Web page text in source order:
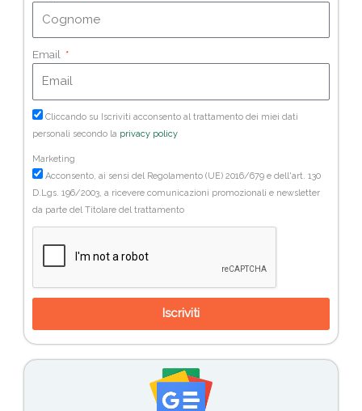
Email
Cliccando su Iscriviti acconsento al trattamento dei miei dati
personali secondo la privacy policy
Marketing
Acconsento, ai sensi del Regolamento (UE) 2016/679 e dell'art. 130
D.Lgs. 196/2003, a ricevere comunicazioni promozionali e newsletter
da parte del Titolare del trattamento
Iscriviti